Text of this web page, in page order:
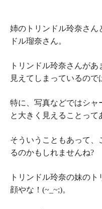
姉のトリンドル玲奈さん
ドル瑠奈さん。
トリンドル玲奈さんが
見えてしまっているので
特に、写真などではシャ
と大きく見えることって
そういうこともあって、
るのかもしれませんね?
トリンドル玲奈の妹の
顔やな！(~_~;)。